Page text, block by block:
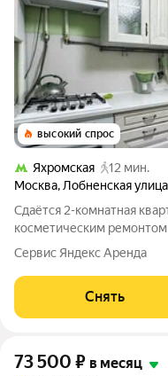
высокий спрос
Яхромская
12 мин.
Москва, Лобненская улица
Сдаётся 2-комнатная
косметическим
срок от 11 месяцев. Из техники есть:
Стиральная машина Холодильник Микроволновка Дом -
кирпичный, окна выходят
Сервис Яндекс Аренда
Снять
73 500 ₽ в месяц